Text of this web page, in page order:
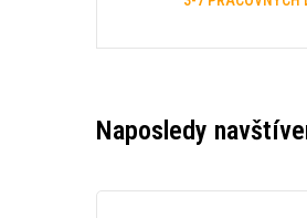
Naposledy